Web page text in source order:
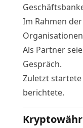
Im Rahmen
Als Partner
Gespräch.
Zuletzt startete
berichtete.